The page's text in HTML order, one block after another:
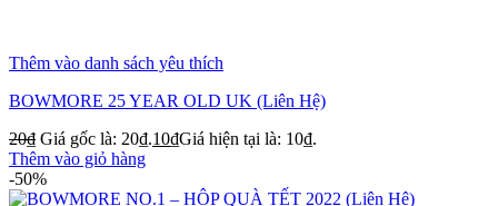
Thêm vào danh sách yêu thích
BOWMORE 25 YEAR OLD UK (Liên Hệ)
20₫ Giá gốc là: 20₫.10₫Giá hiện tại là: 10₫.
Thêm vào giỏ hàng
-50%